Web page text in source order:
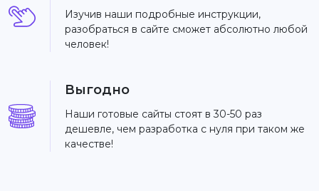
Изучив наши подробные инструкции,
разобраться в сайте сможет абсолютно любой
человек!
Выгодно
Наши готовые сайты стоят в 30-50 раз
дешевле, чем разработка с нуля при таком же
качестве!